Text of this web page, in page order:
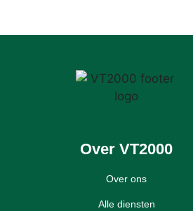
Over VT2000
Over ons
Alle diensten